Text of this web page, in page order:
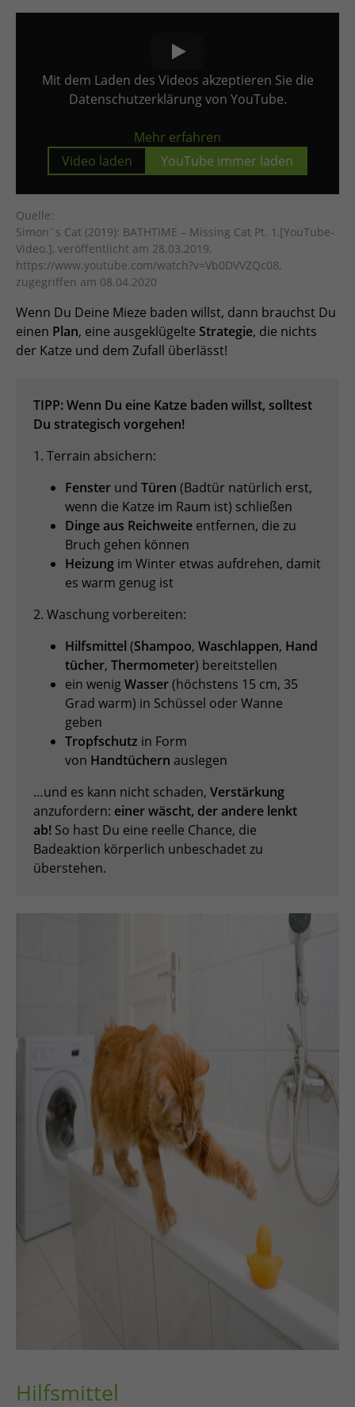
Mit dem Laden des Videos akzeptieren Sie die
Datenschutzerklärung von YouTube.
Mehr erfahren
Video laden
YouTube immer laden
Quelle:
Simon´s Cat (2019): BATHTIME – Missing Cat Pt. 1,[YouTube-
Video.], veröffentlicht am 28.03.2019,
https://www.youtube.com/watch?v=Vb0DVVZQc08,
zugegriffen am 08.04.2020
Wenn Du Deine Mieze baden willst, dann brauchst Du
einen Plan, eine ausgeklügelte Strategie, die nichts
der Katze und dem Zufall überlässt!
TIPP: Wenn Du eine Katze baden willst, solltest
Du strategisch vorgehen!
1. Terrain absichern:
Fenster undTüren(Badtür natürlich erst,
wenn die Katze im Raum ist) schließen
Dinge aus Reichweite entfernen, die zu
Bruch gehen können
Heizung im Winter etwas aufdrehen, damit
es warm genug ist
2. Waschung vorbereiten:
Hilfsmittel (Shampoo,Waschlappen, Hand
tücher,Thermometer) bereitstellen
ein wenigWasser(höchstens 15 cm, 35
Grad warm) in Schüssel oder Wanne
geben
Tropfschutz in Form
von Handtüchern auslegen
…und es kann nicht schaden,Verstärkung
anzufordern: einer wäscht, der andere lenkt
ab! So hast Du eine reelle Chance, die
Badeaktion körperlich unbeschadet zu
überstehen.
Hilfsmittel